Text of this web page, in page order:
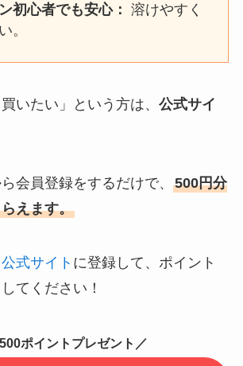
初心者でも安心： 溶けやすく
。
いたい」という方は、 公式サイ
会員登録をするだけで、 500円分
えます。
公式サイト に登録して、ポイント
てください！
ポイントプレゼント／